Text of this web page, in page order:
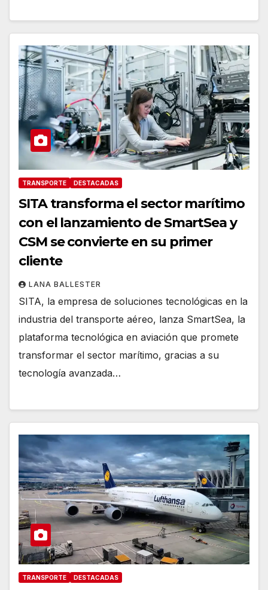
TRANSPORTE DESTACADAS
SITA transforma el sector marítimo
con el lanzamiento de SmartSea y
CSM se convierte en su primer
cliente
LANA BALLESTER
SITA, la empresa de soluciones tecnológicas en la
industria del transporte aéreo, lanza SmartSea, la
plataforma tecnológica en aviación que promete
transformar el sector marítimo, gracias a su
tecnología avanzada…
TRANSPORTE DESTACADAS